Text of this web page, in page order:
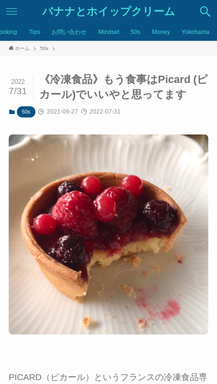
バナナとホイップクリーム
Tips お問い合わせ Mindset 50s Money Yokohama
ホーム 50s
《冷凍食品》もう食事はPicard (ピ
カール)でいいやと思ってます
2022
7/31
50s 2021-09-27 2022-07-31
PICARD（ピカール）というフランスの冷凍食品専